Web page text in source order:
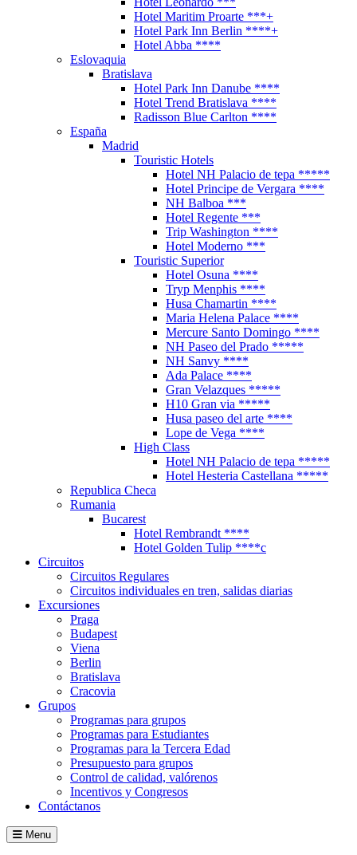
Hotel Maritim Proarte ***+
Hotel Park Inn Berlin ****+
Hotel Abba ****
Eslovaquia
Bratislava
Hotel Park Inn Danube ****
Hotel Trend Bratislava ****
Radisson Blue Carlton ****
España
Madrid
Touristic Hotels
Hotel NH Palacio de tepa *****
Hotel Principe de Vergara ****
NH Balboa ***
Hotel Regente ***
Trip Washington ****
Hotel Moderno ***
Touristic Superior
Hotel Osuna ****
Tryp Menphis ****
Husa Chamartin ****
Maria Helena Palace ****
Mercure Santo Domingo ****
NH Paseo del Prado *****
NH Sanvy ****
Ada Palace ****
Gran Velazques *****
H10 Gran via *****
Husa paseo del arte ****
Lope de Vega ****
High Class
Hotel NH Palacio de tepa *****
Hotel Hesteria Castellana *****
Republica Checa
Rumania
Bucarest
Hotel Rembrandt ****
Hotel Golden Tulip ****c
Circuitos
Circuitos Regulares
Circuitos individuales en tren, salidas diarias
Excursiones
Praga
Budapest
Viena
Berlin
Bratislava
Cracovia
Grupos
Programas para grupos
Programas para Estudiantes
Programas para la Tercera Edad
Presupuesto para grupos
Control de calidad, valórenos
Incentivos y Congresos
Contáctanos
Menu